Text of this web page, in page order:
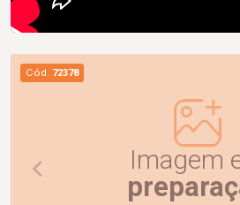
Cód. 72378
Imagem